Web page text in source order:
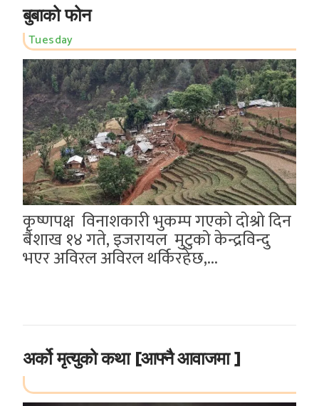
बुबाको फोन
Tuesday
कृष्णपक्ष विनाशकारी भुकम्प गएको दोश्रो दिन
बैशाख १४ गते, इजरायल मुटुको केन्द्रविन्दु
भएर अविरल अविरल थर्किरहेछ,...
अर्को मृत्युको कथा [आफ्नै आवाजमा ]